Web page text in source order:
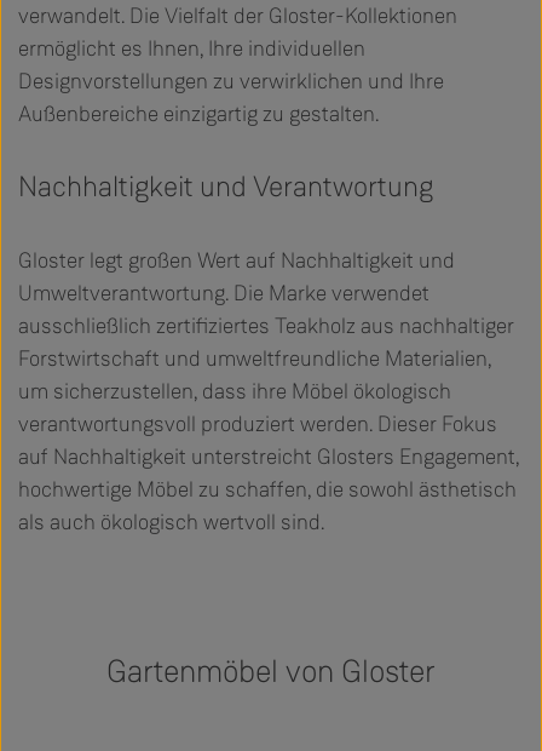
verwandelt. Die Vielfalt der Gloster-Kollektionen
ermöglicht es Ihnen, Ihre individuellen
Designvorstellungen zu verwirklichen und Ihre
Außenbereiche einzigartig zu gestalten.
Nachhaltigkeit und Verantwortung
Gloster legt großen Wert auf Nachhaltigkeit und
Umweltverantwortung. Die Marke verwendet
ausschließlich zertifiziertes Teakholz aus nachhaltiger
Forstwirtschaft und umweltfreundliche Materialien,
um sicherzustellen, dass ihre Möbel ökologisch
verantwortungsvoll produziert werden. Dieser Fokus
auf Nachhaltigkeit unterstreicht Glosters Engagement,
hochwertige Möbel zu schaffen, die sowohl ästhetisch
als auch ökologisch wertvoll sind.
Gartenmöbel von Gloster